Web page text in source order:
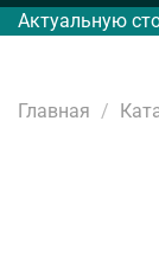
Актуальную
Главная